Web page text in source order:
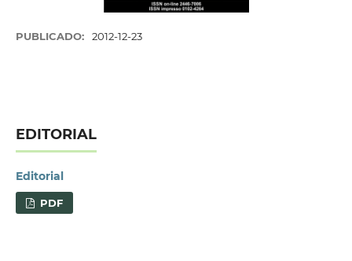
PUBLICADO: 2012-12-23
EDITORIAL
Editorial
PDF